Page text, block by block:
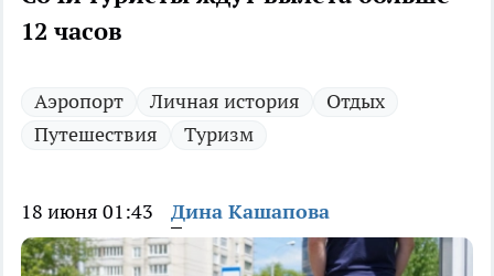
12 часов
Аэропорт Личная история
Отдых
Путешествия
Туризм
18 июня 01:43 Дина Кашапова